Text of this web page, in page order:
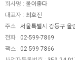
회사명 : 물이좋다
대표자 : 최호진
주소 : 서울특별시 강동구
전화 : 02-599-7869
팩스 : 02-599-7866